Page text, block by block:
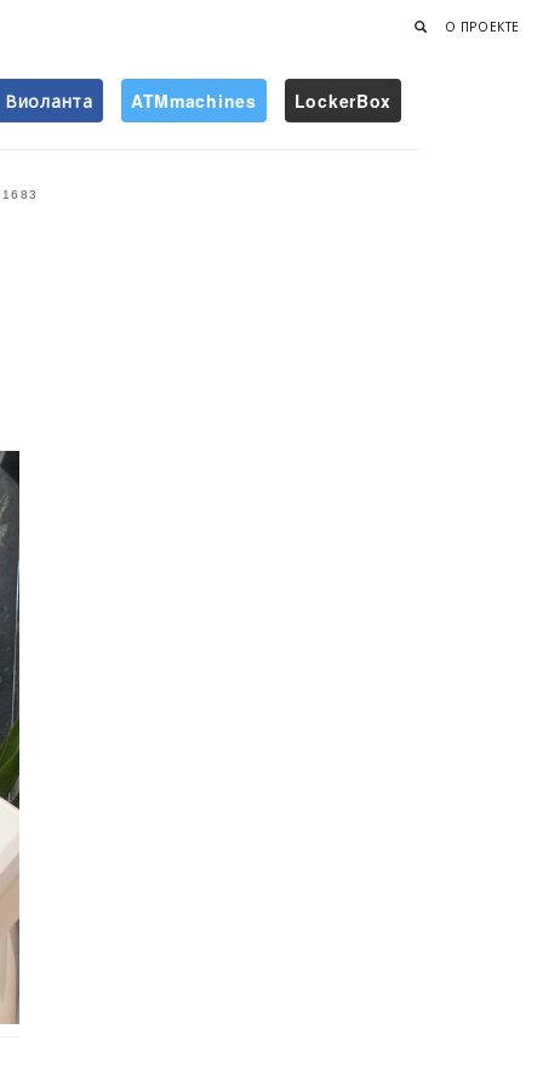
О ПРОЕКТЕ
Виоланта ATMmachines LockerBox
1683